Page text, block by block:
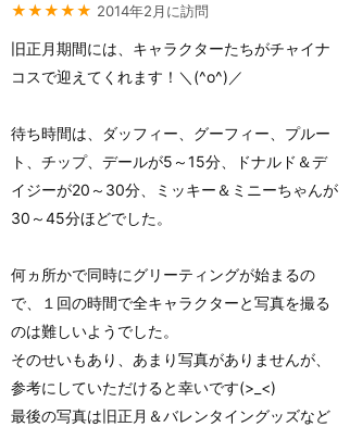
★★★★★ 2014年2月に訪問
旧正月期間には、キャラクターたちがチャイナ
コスで迎えてくれます！＼(^o^)／
待ち時間は、ダッフィー、グーフィー、プルー
ト、チップ、デールが5～15分、ドナルド＆デ
イジーが20～30分、ミッキー＆ミニーちゃんが
30～45分ほどでした。
何ヵ所かで同時にグリーティングが始まるの
で、１回の時間で全キャラクターと写真を撮る
のは難しいようでした。
そのせいもあり、あまり写真がありませんが、
参考にしていただけると幸いです(>_<)
最後の写真は旧正月＆バレンタイングッズなど